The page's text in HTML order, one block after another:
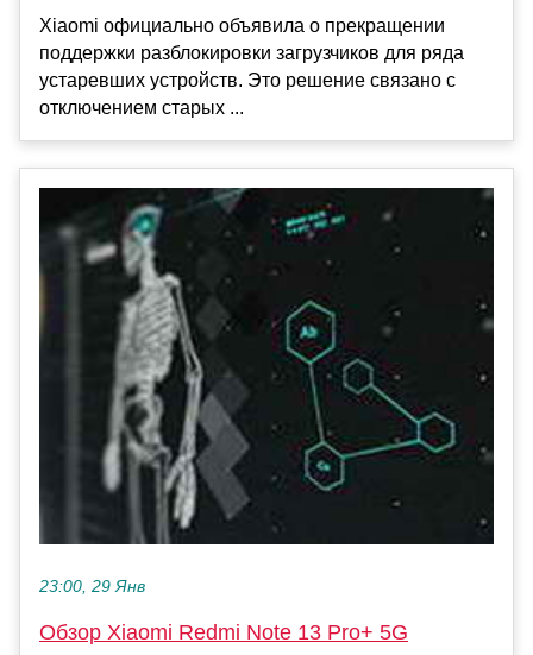
Xiaomi официально объявила о прекращении
поддержки разблокировки загрузчиков для ряда
устаревших устройств. Это решение связано с
отключением старых ...
23:00, 29 Янв
Обзор Xiaomi Redmi Note 13 Pro+ 5G